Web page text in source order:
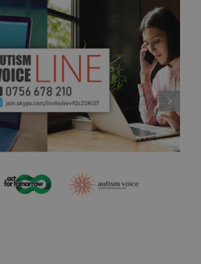
START – Program de evaluare și
– auto-finanțat AUTISM VOICE